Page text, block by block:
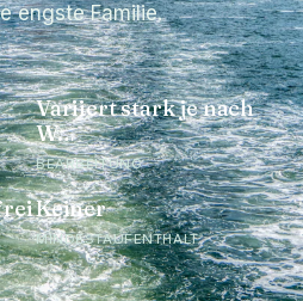
engste Familie.
Variiert stark je nach
W…
BEARBEITUNG
Keiner
MINDESTAUFENTHALT